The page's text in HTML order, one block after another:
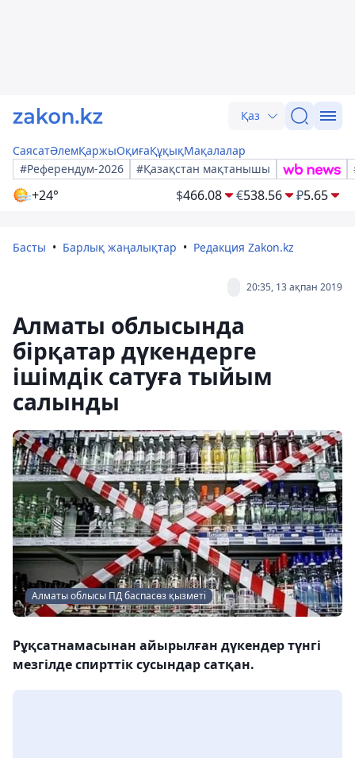
Қаз
СаясатӘлемҚаржыОқиғаҚұқықМақалалар
#Референдум-2026
#Қазақстан мақтанышы
+24° $466.08 €538.56 ₽5.65
Басты Барлық жаңалықтар Редакция Zakon.kz
20:35, 13 ақпан 2019
Алматы облысында
бірқатар дүкендерге
ішімдік сатуға тыйым
салынды
Алматы облысы ПД баспасөз қызметі
Рұқсатнамасынан айырылған дүкендер түнгі
мезгілде спирттік сусындар сатқан.